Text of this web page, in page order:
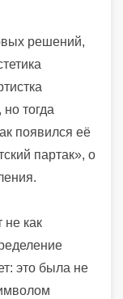
решений,
тогда
появился её
партак», о
не как
это была не